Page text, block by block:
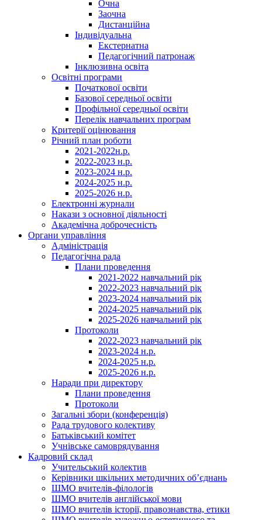
Очна
Заочна
Дистанційна
Індивідуальна
Екстернатна
Педагогічний патронаж
Інклюзивна освіта
Освітні програми
Початкової освіти
Базової середньої освіти
Профільної середньої освіти
Перелік навчальних програм
Критерії оцінювання
Річний план роботи
2021-2022н.р.
2022-2023 н.р.
2023-2024 н.р.
2024-2025 н.р.
2025-2026 н.р.
Електронні журнали
Накази з основної діяльності
Академічна доброчесність
Органи управління
Адміністрація
Педагогічна рада
Плани проведення
2021-2022 навчальний рік
2022-2023 навчальний рік
2023-2024 навчальний рік
2024-2025 навчальний рік
2025-2026 навчальний рік
Протоколи
2022-2023 навчальний рік
2023-2024 н.р.
2024-2025 н.р.
2025-2026 н.р.
Наради при директору
Плани проведення
Протоколи
Загальні збори (конференція)
Рада трудового колективу
Батьківський комітет
Учнівське самоврядування
Кадровий склад
Учительський колектив
Керівники шкільних методичних об’єднань
ШМО вчителів-філологів
ШМО вчителів англійської мови
ШМО вчителів історії, правознавства, етики